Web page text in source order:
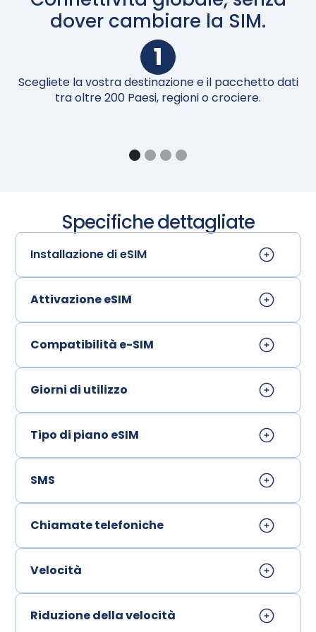
dover cambiare la SIM.
1
Scegliete la vostra destinazione e il pacchetto dati
tra oltre 200 Paesi, regioni o crociere.
Specifiche dettagliate
Installazione di eSIM
Attivazione eSIM
Compatibilità e-SIM
Giorni di utilizzo
Tipo di piano eSIM
SMS
Chiamate telefoniche
Velocità
Riduzione della velocità